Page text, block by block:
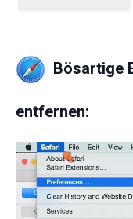
Bösartige
entfernen: